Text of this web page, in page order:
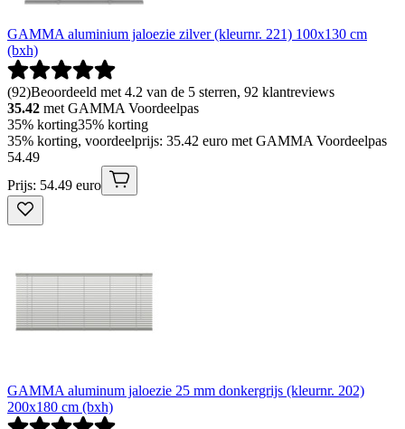
GAMMA aluminium jaloezie zilver (kleurnr. 221) 100x130 cm
(bxh)
(92)Beoordeeld met 4.2 van de 5 sterren, 92 klantreviews
35.42 met GAMMA Voordeelpas
35% korting35% korting
35% korting, voordeelprijs: 35.42 euro met GAMMA Voordeelpas
54.49
Prijs: 54.49 euro
GAMMA aluminum jaloezie 25 mm donkergrijs (kleurnr. 202)
200x180 cm (bxh)